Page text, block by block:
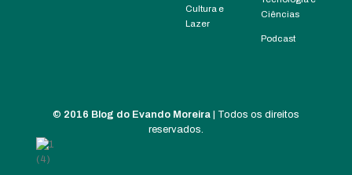
Cultura e
Lazer
Ciências
Podcast
© 2016 Blog do Evando Moreira | Todos os direitos
reservados.